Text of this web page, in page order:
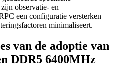
observatie- en
een configuratie versterken
minimaliseert.
van de adoptie van
DDR5 6400MHz